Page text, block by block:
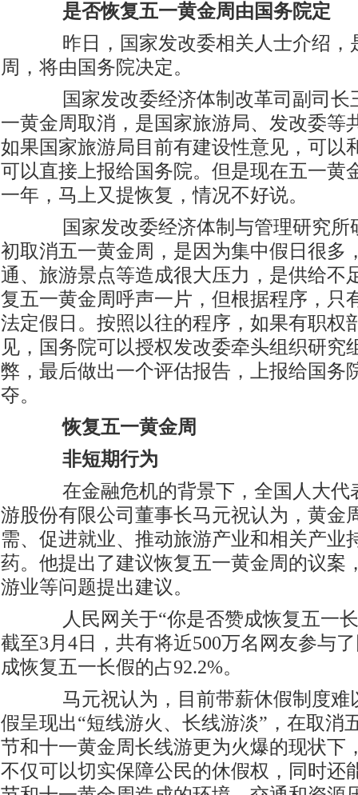
是否恢复五一黄金周由国务院定
昨日，国家发改委相关人士介绍，
周，将由国务院决定。
国家发改委经济体制改革司副司长
一黄金周取消，是国家旅游局、发改委等
如果国家旅游局目前有建设性意见，可以
可以直接上报给国务院。但是现在五一黄
一年，马上又提恢复，情况不好说。
国家发改委经济体制与管理研究所
初取消五一黄金周，是因为集中假日很多
通、旅游景点等造成很大压力，是供给不
复五一黄金周呼声一片，但根据程序，只
法定假日。按照以往的程序，如果有职权
见，国务院可以授权发改委牵头组织研究
弊，最后做出一个评估报告，上报给国务
夺。
恢复五一黄金周
非短期行为
在金融危机的背景下，全国人大代
游股份有限公司董事长马元祝认为，黄金
需、促进就业、推动旅游产业和相关产业
药。他提出了建议恢复五一黄金周的议案
游业等问题提出建议。
人民网关于“你是否赞成恢复五一长
截至3月4日，共有将近500万名网友参与
成恢复五一长假的占92.2%。
马元祝认为，目前带薪休假制度难
假呈现出“短线游火、长线游淡”，在取消
节和十一黄金周长线游更为火爆的现状下
不仅可以切实保障公民的休假权，同时还